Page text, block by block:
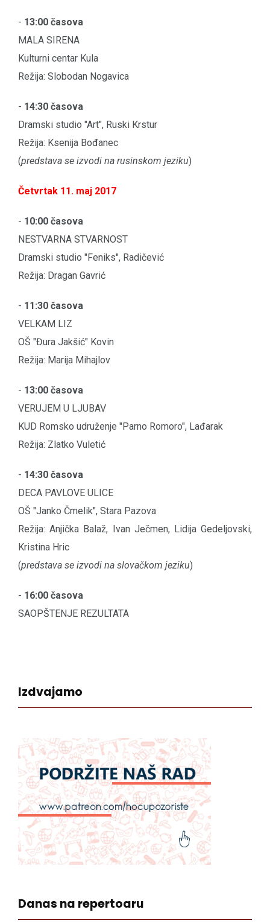
- 13:00 časova
MALA SIRENA
Kulturni centar Kula
Režija: Slobodan Nogavica
- 14:30 časova
Dramski studio "Art", Ruski Krstur
Režija: Ksenija Bođanec
(predstava se izvodi na rusinskom jeziku)
Četvrtak 11. maj 2017
- 10:00 časova
NESTVARNA STVARNOST
Dramski studio "Feniks", Radičević
Režija: Dragan Gavrić
- 11:30 časova
VELKAM LIZ
OŠ "Đura Jakšić" Kovin
Režija: Marija Mihajlov
- 13:00 časova
VERUJEM U LJUBAV
KUD Romsko udruženje "Parno Romoro", Lađarak
Režija: Zlatko Vuletić
- 14:30 časova
DECA PAVLOVE ULICE
OŠ "Janko Čmelik", Stara Pazova
Režija: Anjička Balaž, Ivan Ječmen, Lidija Gedeljovski,
Kristina Hric
(predstava se izvodi na slovačkom jeziku)
- 16:00 časova
SAOPŠTENJE REZULTATA
Izdvajamo
Danas na repertoaru